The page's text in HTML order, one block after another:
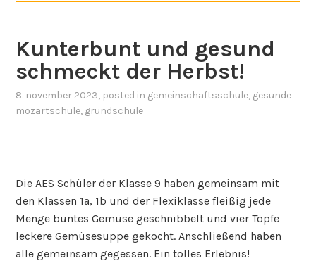
Kunterbunt und gesund
schmeckt der Herbst!
8. november 2023, posted in gemeinschaftsschule, gesunde
mozartschule, grundschule
Die AES Schüler der Klasse 9 haben gemeinsam mit
den Klassen 1a, 1b und der Flexiklasse fleißig jede
Menge buntes Gemüse geschnibbelt und vier Töpfe
leckere Gemüsesuppe gekocht. Anschließend haben
alle gemeinsam gegessen. Ein tolles Erlebnis!